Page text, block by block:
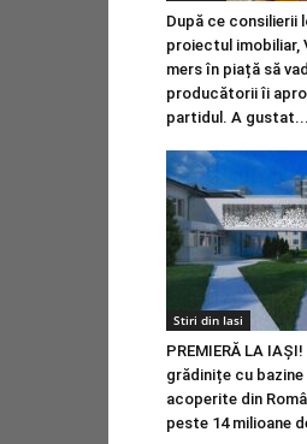
După ce consilierii
proiectul imobiliar,
mers în piață să
producătorii îi
partidul. A gustat...
Stiri din Iasi
PREMIERĂ LA
grădinițe cu
acoperite din
peste 14 milioane